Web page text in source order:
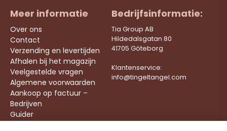
Meer informatie
Over ons
Contact
Verzending en levertijden
Afhalen bij het magazijn
Veelgestelde vragen
Algemene voorwaarden
Aankoop op factuur –
Bedrijven
Guider
Bedrijfsinformatie:
Tia Group AB
Hildedalsgatan 80
41705 Göteborg
Klantenservice:
info@tingeltangel.com